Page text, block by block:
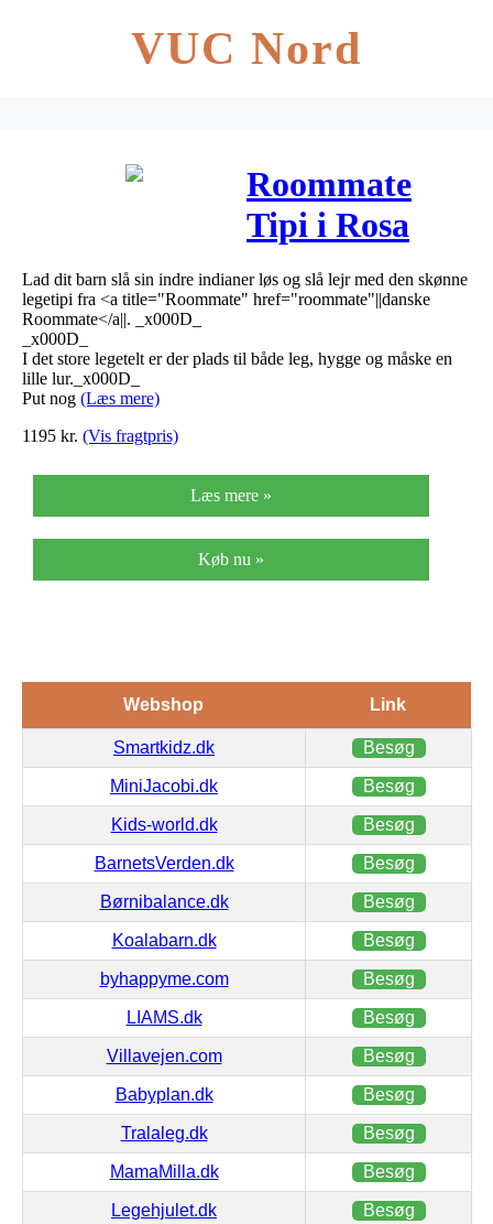
VUC Nord
Roommate
Tipi i Rosa
Lad dit barn slå sin indre indianer løs og slå lejr med den skønne
legetipi fra <a title="Roommate" href="roommate"||danske
Roommate</a||. _x000D_
_x000D_
I det store legetelt er der plads til både leg, hygge og måske en
lille lur._x000D_
Put nog (Læs mere)
1195 kr. (Vis fragtpris)
Læs mere »
Køb nu »
Webshop Link
Smartkidz.dk Besøg
MiniJacobi.dk Besøg
Kids-world.dk Besøg
BarnetsVerden.dk Besøg
Børnibalance.dk Besøg
Koalabarn.dk Besøg
byhappyme.com Besøg
LIAMS.dk Besøg
Villavejen.com Besøg
Babyplan.dk Besøg
Tralaleg.dk Besøg
MamaMilla.dk Besøg
Legehjulet.dk Besøg